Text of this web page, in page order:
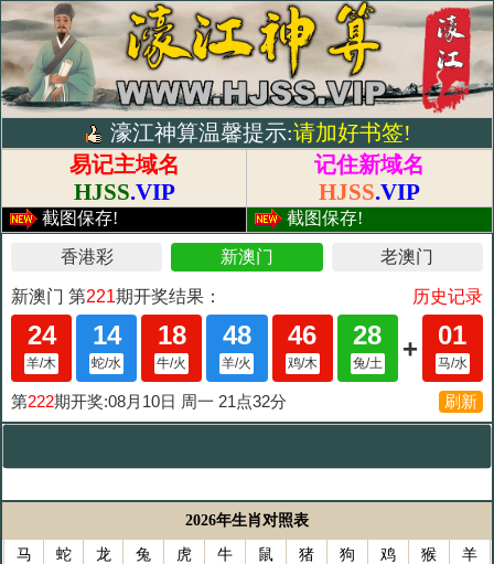
濠江神算温馨提示:请加好书签!
易记主域名
HJSS.VIP
记住新域名
HJSS.VIP
截图保存! 截图保存!
2026年生肖对照表
马 蛇 龙 兔 虎 牛 鼠 猪 狗 鸡 猴
羊